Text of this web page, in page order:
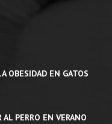
OBESIDAD EN GATOS
AL PERRO EN VERANO